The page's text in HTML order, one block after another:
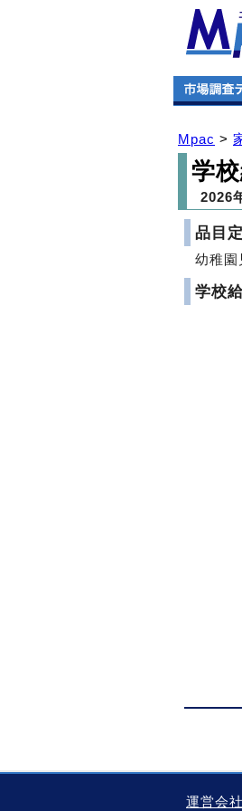
Mpac >
学
2026
品目
幼稚園
学校
運営会社